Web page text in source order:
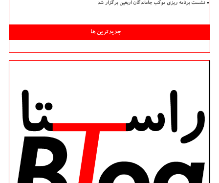
نشست برنامه ریزی موکب جاماندگان اربعین برگزار شد
جدیدترین ها